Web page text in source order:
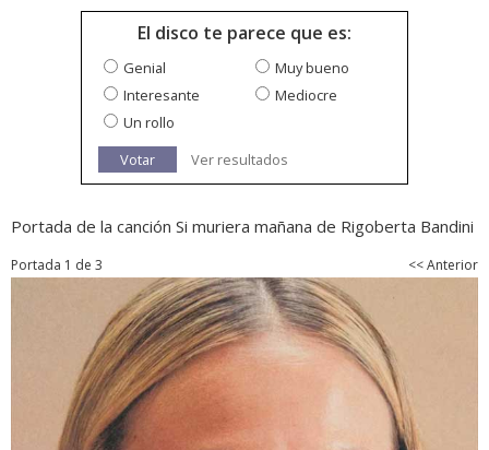
El disco te parece que es:
Genial
Muy bueno
Interesante
Mediocre
Un rollo
Votar
Ver resultados
Portada de la canción Si muriera mañana de Rigoberta Bandini
Portada 1 de 3 << Anterior